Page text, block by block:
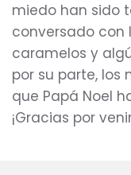
miedo han sido
conversado con
caramelos y
por su parte, los
que Papá Noel
¡Gracias por